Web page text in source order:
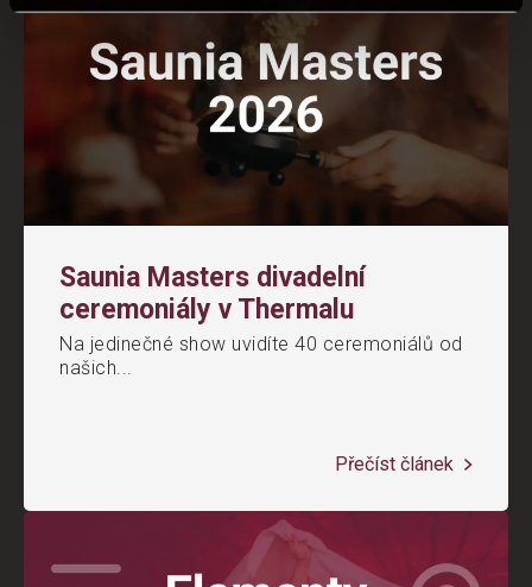
Saunia Masters divadelní
ceremoniály v Thermalu
Na jedinečné show uvidíte 40 ceremoniálů od
našich...
Přečíst článek